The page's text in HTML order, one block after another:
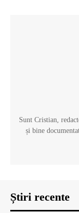
Sunt Cristian,
și bine
Știri recente